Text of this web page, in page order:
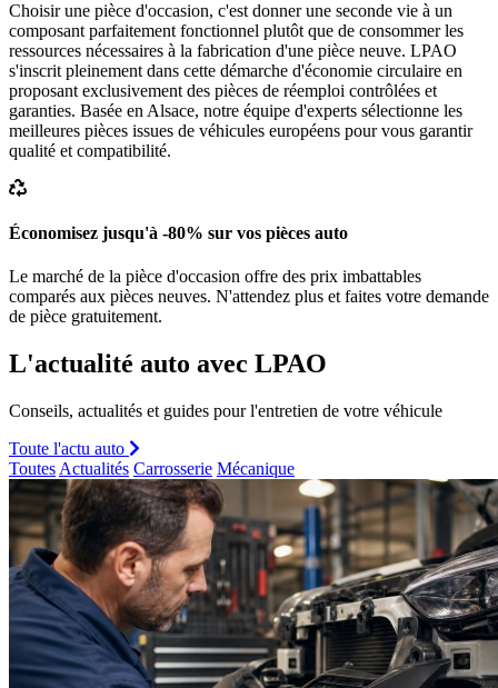
Choisir une pièce d'occasion, c'est donner une seconde vie à un
composant parfaitement fonctionnel plutôt que de consommer les
ressources nécessaires à la fabrication d'une pièce neuve. LPAO
s'inscrit pleinement dans cette démarche d'économie circulaire en
proposant exclusivement des pièces de réemploi contrôlées et
garanties. Basée en Alsace, notre équipe d'experts sélectionne les
meilleures pièces issues de véhicules européens pour vous garantir
qualité et compatibilité.
Économisez jusqu'à -80% sur vos pièces auto
Le marché de la pièce d'occasion offre des prix imbattables
comparés aux pièces neuves. N'attendez plus et faites votre demande
de pièce gratuitement.
L'actualité auto avec LPAO
Conseils, actualités et guides pour l'entretien de votre véhicule
Toute l'actu auto
Toutes Actualités Carrosserie Mécanique